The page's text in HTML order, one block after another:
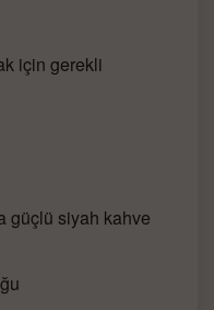
için gerekli
güçlü siyah kahve